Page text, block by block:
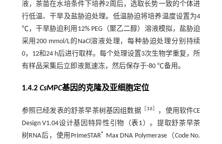
液，茶苗在水培条件下培养2周后，选取长势一致的个体进
行低温、干旱及盐胁迫处理。低温胁迫将培养温度设置为4
℃，干旱胁迫利用12% PEG（聚乙二醇）溶液模拟，盐胁迫
采用200 mmol/L的NaCl溶液处理，每种胁迫处理分别持续
0，12和24 h后进行取样。每个处理设置3次生物学重复，所
有样品采集后立即液氮速冻，然后保存于-80 ℃备用。
1.4.2 CsMPC基因的克隆及亚细胞定位
参照已经发表的舒茶早茶树基因组数据［ 16
，使用软件CE
Design V1.04设计基因特异性引物（表1）。提取舒茶早茶
树RNA后，使用PrimeSTAR®
Max DNA Polymerase（Code No.